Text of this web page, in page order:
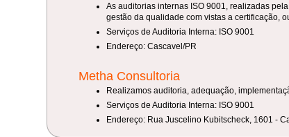
As auditorias internas ISO 9001, realizadas
gestão da qualidade com vistas a certificação,
Serviços de Auditoria Interna: ISO 9001
Endereço: Cascavel/PR
Metha Consultoria
Realizamos auditoria, adequação,
Serviços de Auditoria Interna: ISO 9001
Endereço: Rua Juscelino Kubitscheck, 1601 -